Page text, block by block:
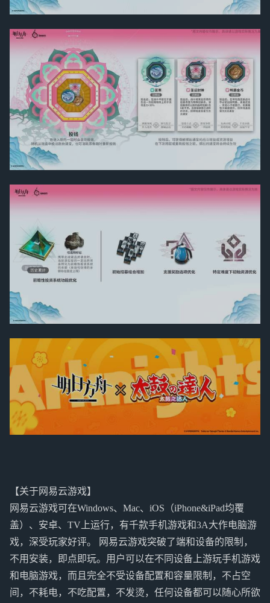
【关于网易云游戏】
网易云游戏可在Windows、Mac、iOS（iPhone&iPad均覆
盖）、安卓、TV上运行，有千款手机游戏和3A大作电脑游
戏，深受玩家好评。 网易云游戏突破了端和设备的限制，
不用安装，即点即玩。用户可以在不同设备上游玩手机游戏
和电脑游戏，而且完全不受设备配置和容量限制，不占空
间，不耗电，不吃配置，不发烫，任何设备都可以随心所欲